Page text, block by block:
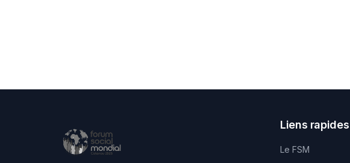
Liens rapides
Le FSM